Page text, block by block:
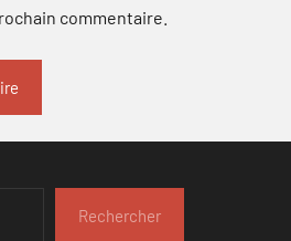
commentaire.
Rechercher